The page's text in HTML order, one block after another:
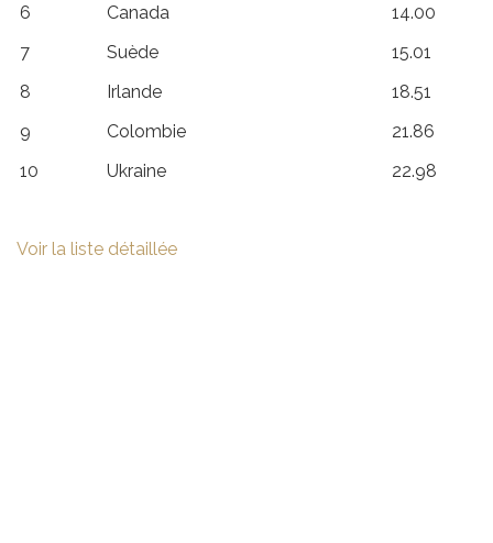
6
Canada
14.00
7
Suède
15.01
8
Irlande
18.51
9
Colombie
21.86
10
Ukraine 22.98
Voir la liste détaillée